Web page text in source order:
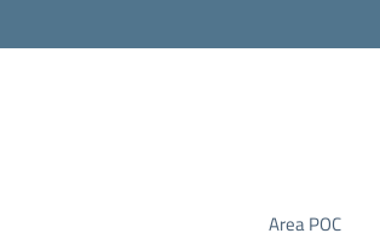
Area POC